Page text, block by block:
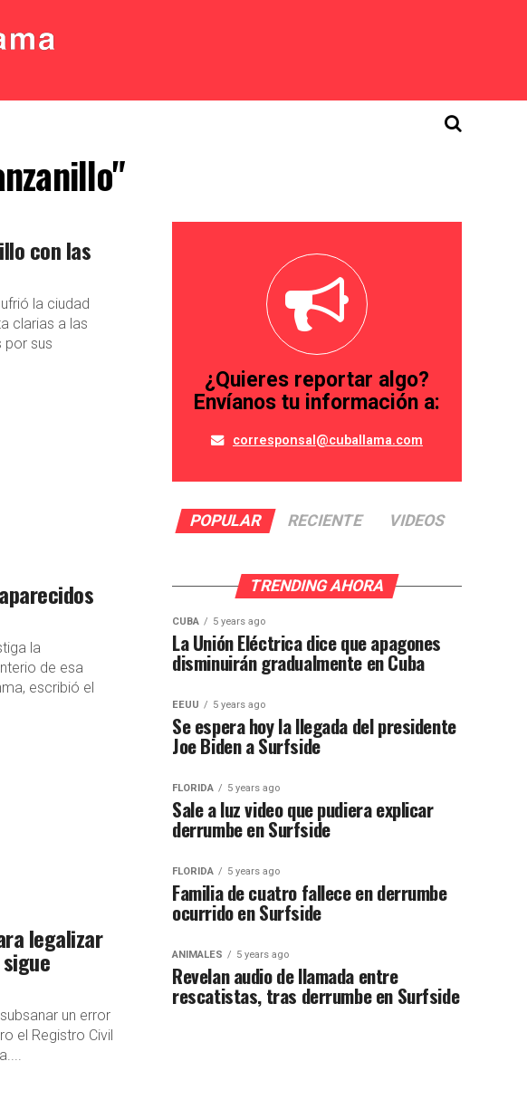
con las
la ciudad
clarias a las
por sus
la
de esa
escribió el
legalizar
un error
el Registro Civil
¿Quieres reportar algo?
Envíanos tu información a:
corresponsal@cuballama.com
POPULAR RECIENTE VIDEOS
TRENDING AHORA
CUBA 5 years ago
La Unión Eléctrica dice que apagones
disminuirán gradualmente en Cuba
EEUU 5 years ago
Se espera hoy la llegada del presidente
Joe Biden a Surfside
FLORIDA 5 years ago
Sale a luz video que pudiera explicar
derrumbe en Surfside
FLORIDA 5 years ago
Familia de cuatro fallece en derrumbe
ocurrido en Surfside
ANIMALES 5 years ago
Revelan audio de llamada entre
rescatistas, tras derrumbe en Surfside